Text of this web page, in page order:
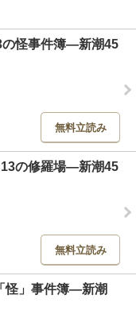
の怪事件簿―新潮45
無料立読み
13の修羅場―新潮45
無料立読み
怪」事件簿―新潮